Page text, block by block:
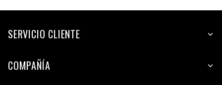
SERVICIO CLIENTE
COMPAÑÍA